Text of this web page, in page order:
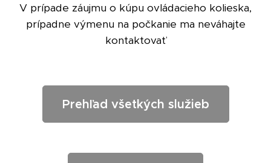
V prípade záujmu o kúpu ovládacieho kolieska,
prípadne výmenu na počkanie ma neváhajte
kontaktovať
Prehľad všetkých služieb